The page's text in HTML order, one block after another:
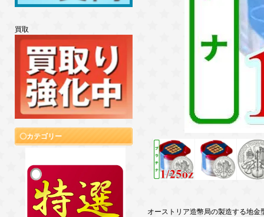
買取
カテゴリー
オーストリア造幣局の製造する地金